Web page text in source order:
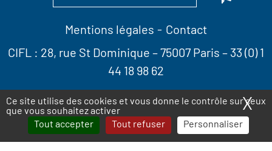
Ce site utilise des cookies et vous donne le contrôle sur ceux
que vous souhaitez activer
Tout accepter
Tout refuser Personnaliser
X
Mentions légales
Contact
CIFL : 28, rue St Dominique – 75007 Paris – 33 (0) 1
44 18 98 62